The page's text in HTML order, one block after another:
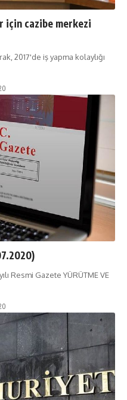
için cazibe merkezi
2017'de iş yapma kolaylığı
Resmi Gazete YÜRÜTME VE